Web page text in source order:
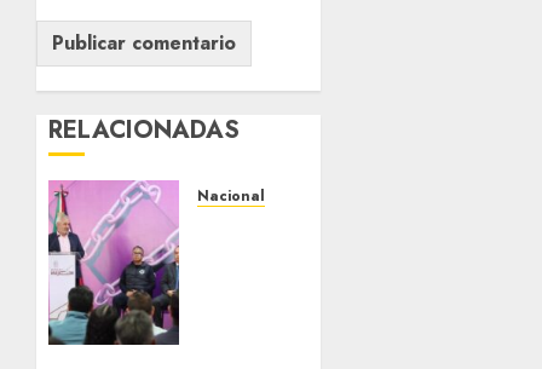
RELACIONADAS
Nacional